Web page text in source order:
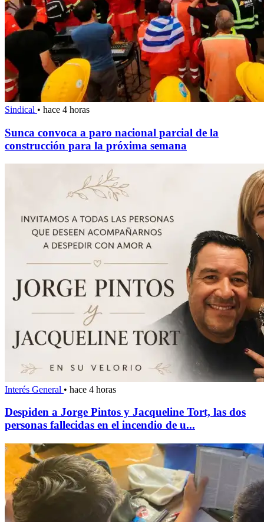
Sindical • hace 4 horas
Sunca convoca a paro nacional parcial de la
construcción para la próxima semana
Interés General • hace 4 horas
Despiden a Jorge Pintos y Jacqueline Tort, las dos
personas fallecidas en el incendio de u...